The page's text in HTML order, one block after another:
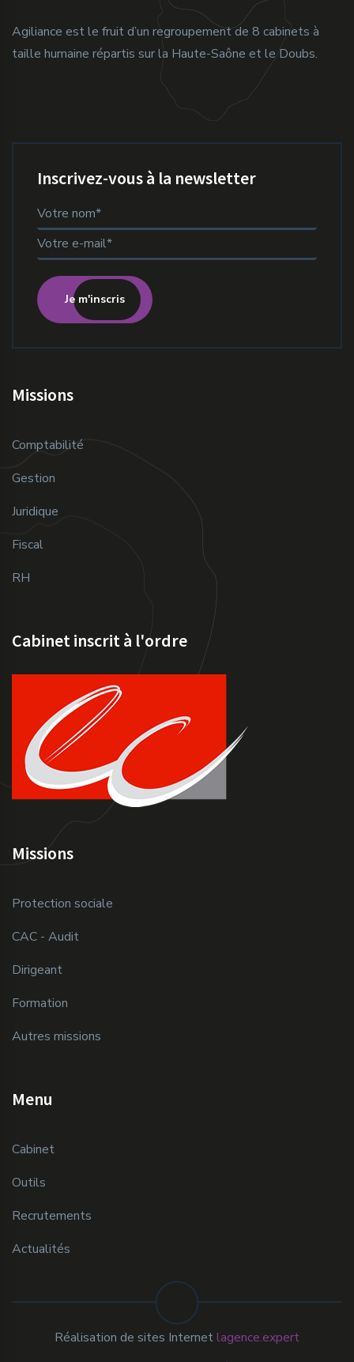
Agiliance est le fruit d’un regroupement de 8 cabinets à
taille humaine répartis sur la Haute-Saône et le Doubs.
Inscrivez-vous à la newsletter
Je m'inscris
Missions
Comptabilité
Gestion
Juridique
Fiscal
RH
Missions
Protection sociale
CAC - Audit
Dirigeant
Formation
Autres missions
Menu
Cabinet
Outils
Recrutements
Actualités
Cabinet inscrit à l'ordre
Réalisation de sites Internetlagence.expert